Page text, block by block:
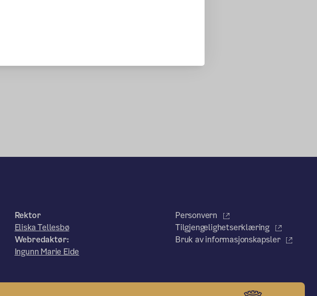
Rektor
Eliska Tellesbø
Webredaktør:
Ingunn Marie Eide
Personvern
Tilgjengelighetserklæring
Bruk av informasjonskapsler